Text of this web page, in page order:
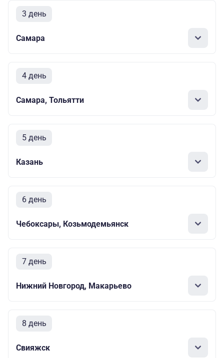
3 день
Самара
4 день
Самара, Тольятти
5 день
Казань
6 день
Чебоксары, Козьмодемьянск
7 день
Нижний Новгород, Макарьево
8 день
Свияжск